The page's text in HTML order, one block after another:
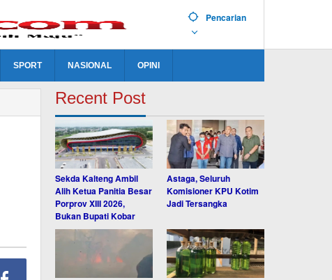
Pencarian
SPORT NASIONAL OPINI
Recent Post
Sekda Kalteng Ambil
Alih Ketua Panitia Besar
Porprov XIII 2026,
Bukan Bupati Kobar
Astaga, Seluruh
Komisioner KPU Kotim
Jadi Tersangka